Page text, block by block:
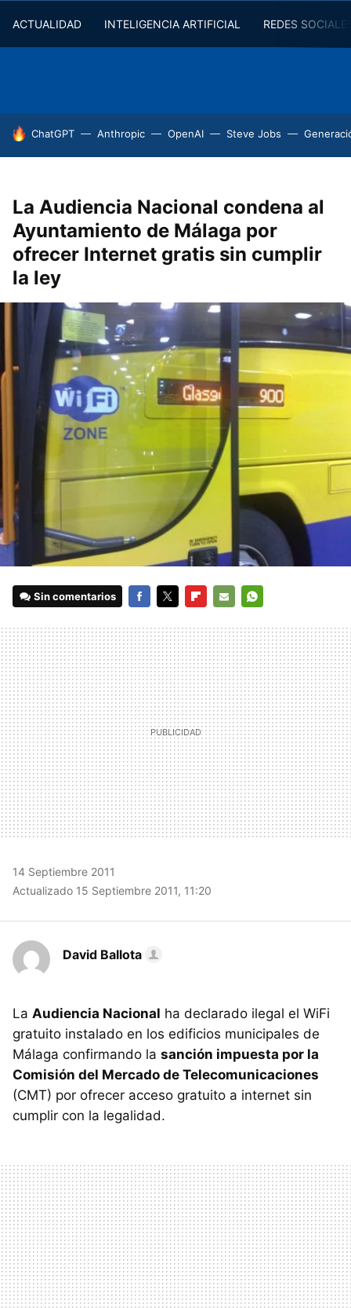
ACTUALIDAD INTELIGENCIA ARTIFICIAL REDES
HOY SE HABLA DE
ChatGPT Anthropic OpenAI Steve Jobs
La Audiencia Nacional condena al
Ayuntamiento de Málaga por
ofrecer Internet gratis sin cumplir
la ley
Sin comentarios
MAIL
14 Septiembre 2011
Actualizado 15 Septiembre 2011, 11:20
David Ballota
La Audiencia Nacional ha declarado ilegal el WiFi
gratuito instalado en los edificios municipales de
Málaga confirmando la sanción impuesta por la
Comisión del Mercado de Telecomunicaciones
(CMT) por ofrecer acceso gratuito a internet sin
cumplir con la legalidad.